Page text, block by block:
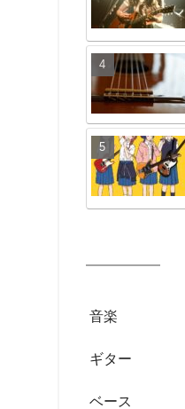
音楽
ギター
ベース